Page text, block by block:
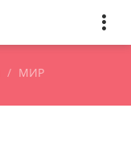
МИР